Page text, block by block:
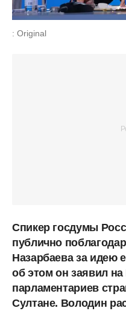
: Original
Спикер госдумы
публично
Назарбаева за идею
об этом он заявил
парламентариев
Султане. Володин